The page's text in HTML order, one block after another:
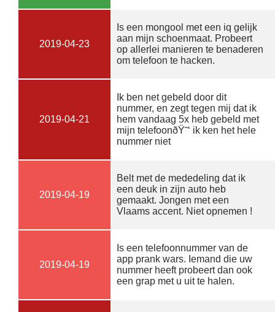
2019-04-23
Is een mongool met een iq gelijk
aan mijn schoenmaat. Probeert
op allerlei manieren te benaderen
om telefoon te hacken.
2019-04-21
Ik ben net gebeld door dit
nummer, en zegt tegen mij dat ik
hem vandaag 5x heb gebeld met
mijn telefoonðŸ˜‘ ik ken het hele
nummer niet
2019-04-19
Belt met de mededeling dat ik
een deuk in zijn auto heb
gemaakt. Jongen met een
Vlaams accent. Niet opnemen !
2019-04-19
Is een telefoonnummer van de
app prank wars. Iemand die uw
nummer heeft probeert dan ook
een grap met u uit te halen.